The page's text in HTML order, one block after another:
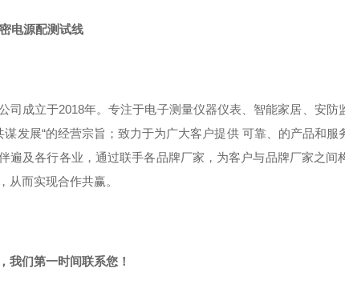
电源配测试线
司成立于2018年。专注于电子测量仪器仪表、智能家居、安防
谋发展“的经营宗旨；致力于为广大客户提供 可靠、的产品和
遍及各行各业，通过联手各品牌厂家，为客户与品牌厂家之间
从而实现合作共赢。
我们第一时间联系您！